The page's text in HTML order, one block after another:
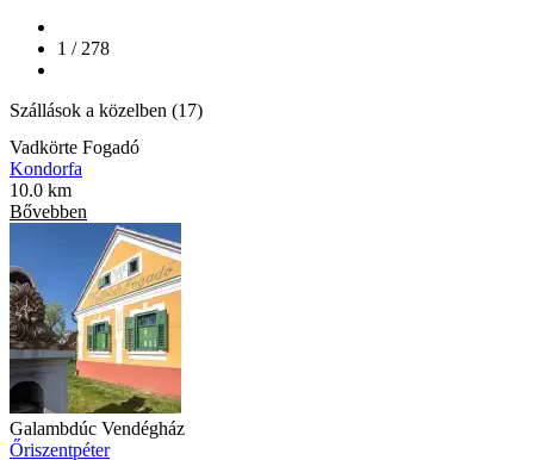
1 / 278
Szállások a közelben (17)
Vadkörte Fogadó
Kondorfa
10.0 km
Bővebben
Galambdúc Vendégház
Őriszentpéter